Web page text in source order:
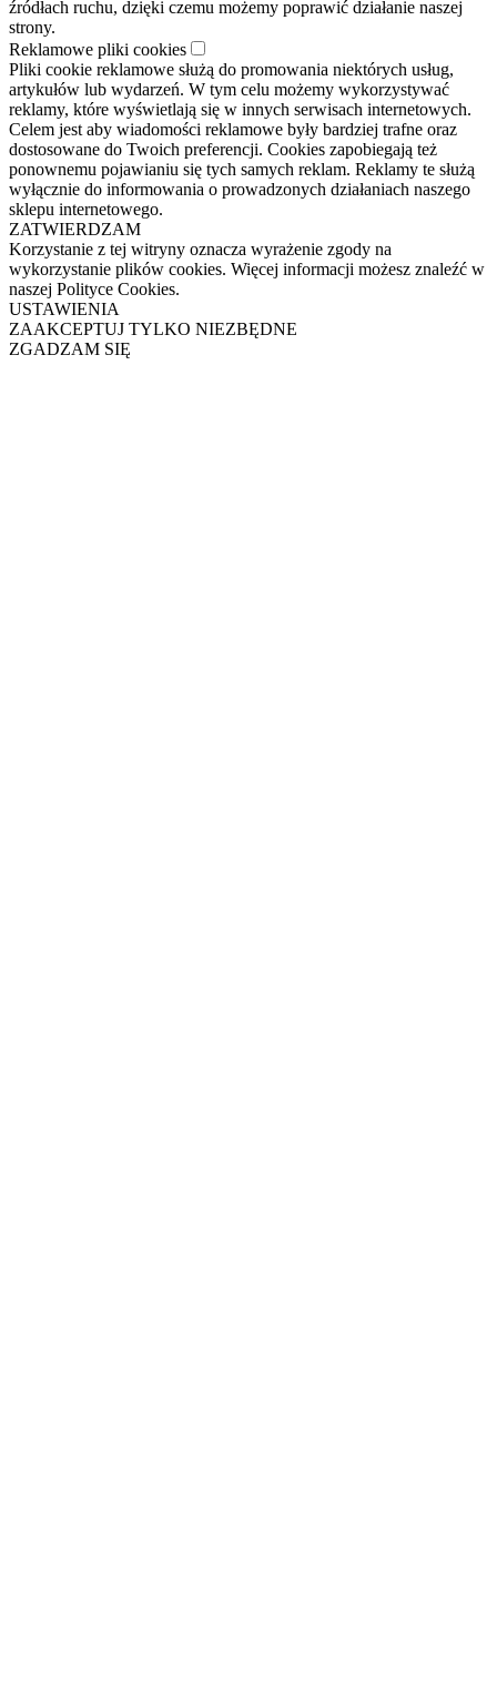
źródłach ruchu, dzięki czemu możemy poprawić działanie naszej
strony.
Reklamowe pliki cookies
Pliki cookie reklamowe służą do promowania niektórych usług,
artykułów lub wydarzeń. W tym celu możemy wykorzystywać
reklamy, które wyświetlają się w innych serwisach internetowych.
Celem jest aby wiadomości reklamowe były bardziej trafne oraz
dostosowane do Twoich preferencji. Cookies zapobiegają też
ponownemu pojawianiu się tych samych reklam. Reklamy te służą
wyłącznie do informowania o prowadzonych działaniach naszego
sklepu internetowego.
ZATWIERDZAM
Korzystanie z tej witryny oznacza wyrażenie zgody na
wykorzystanie plików cookies. Więcej informacji możesz znaleźć w
naszej Polityce Cookies.
USTAWIENIA
ZAAKCEPTUJ TYLKO NIEZBĘDNE
ZGADZAM SIĘ